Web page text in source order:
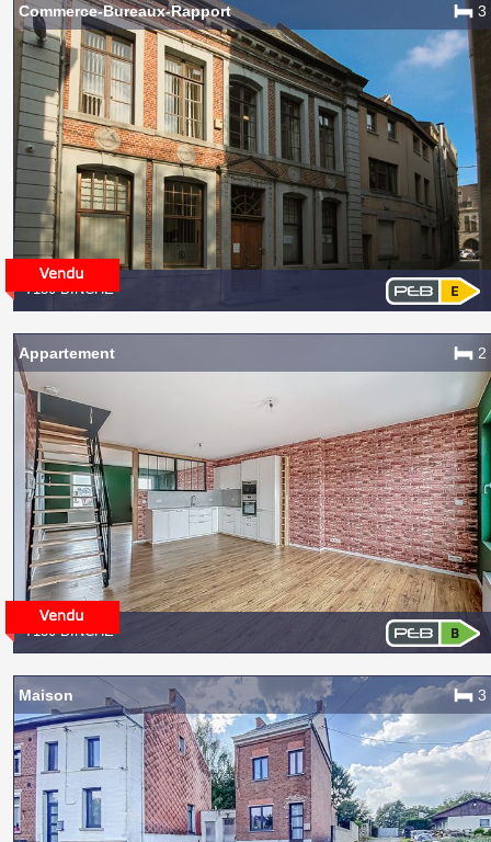
7130 BINCHE
Commerce-Bureaux-Rapport 3
7130 BINCHE
Appartement 2
Maison 3